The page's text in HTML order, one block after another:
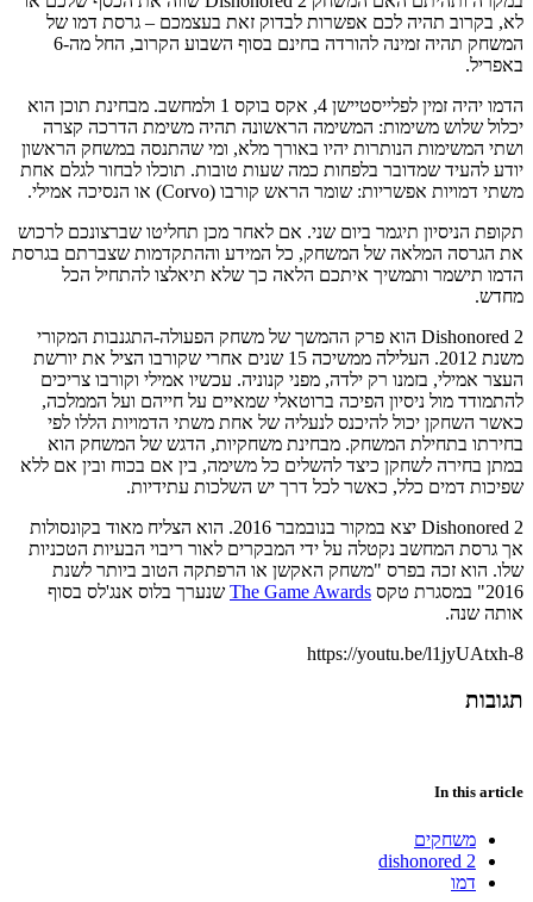
לא, בקרוב תהיה לכם אפשרות לבדוק זאת בעצמכם – גרסת דמו של
המשחק תהיה זמינה להורדה בחינם בסוף השבוע הקרוב, החל מה-6
באפריל.
הדמו יהיה זמין לפלייסטיישן 4, אקס בוקס 1 ולמחשב. מבחינת תוכן הוא
יכלול שלוש משימות: המשימה הראשונה תהיה משימת הדרכה קצרה
ושתי המשימות הנותרות יהיו באורך מלא, ומי שהתנסה במשחק הראשון
יודע להעיד שמדובר בלפחות כמה שעות טובות. תוכלו לבחור לגלם אחת
משתי דמויות אפשריות: שומר הראש קורבו (Corvo) או הנסיכה אמילי.
תקופת הניסיון תיגמר ביום שני. אם לאחר מכן תחליטו שברצונכם לרכוש
את הגרסה המלאה של המשחק, כל המידע וההתקדמות שצברתם בגרסת
הדמו תישמר ותמשיך איתכם הלאה כך שלא תיאלצו להתחיל הכל
מחדש.
Dishonored 2 הוא פרק ההמשך של משחק הפעולה-התגנבות המקורי
משנת 2012. העלילה ממשיכה 15 שנים אחרי שקורבו הציל את יורשת
העצר אמילי, בזמנו רק ילדה, מפני קנוניה. עכשיו אמילי וקורבו צריכים
להתמודד מול ניסיון הפיכה ברוטאלי שמאיים על חייהם ועל הממלכה,
כאשר השחקן יכול להיכנס לנעליה של אחת משתי הדמויות הללו לפי
בחירתו בתחילת המשחק. מבחינת משחקיות, הדגש של המשחק הוא
במתן בחירה לשחקן כיצד להשלים כל משימה, בין אם בכוח ובין אם ללא
שפיכות דמים כלל, כאשר לכל דרך יש השלכות עתידיות.
Dishonored 2 יצא במקור בנובמבר 2016. הוא הצליח מאוד בקונסולות
אך גרסת המחשב נקטלה על ידי המבקרים לאור ריבוי הבעיות הטכניות
שלו. הוא זכה בפרס "משחק האקשן או הרפתקה הטוב ביותר לשנת
2016" במסגרת טקס
The Game Awards שנערך בלוס אנג'לס בסוף
אותה שנה.
https://youtu.be/l1jyUAtxh-8
תגובות
In this article
משחקים
dishonored 2
דמו